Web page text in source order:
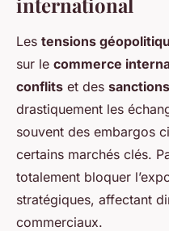
Les tensions
sur le commerce
conflits et des sanctions
drastiquement les
souvent des embargos
certains marchés clés.
totalement bloquer
stratégiques, affectant
commerciaux.